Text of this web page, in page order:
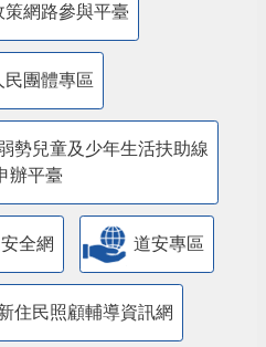
策網路參與平臺
民團體專區
勢兒童及少年生活扶助線
辦平臺
全網 道安專區
住民照顧輔導資訊網